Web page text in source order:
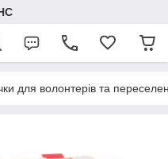
для волонтерів та